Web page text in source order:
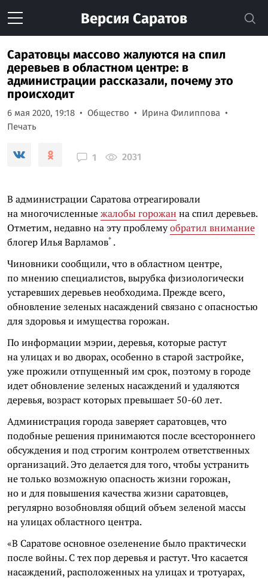
Версия Саратов
Саратовцы массово жалуются на спил
деревьев в областном центре: в
администрации рассказали, почему это
происходит
6 мая 2020, 19:18 Общество
Ирина Филиппова
Печать
1 2031
В администрации Саратова отреагировали
на многочисленныежалобы горожан на спил деревьев.
Отметим, недавно на эту проблемуобратил внимание
блогерИлья Варламов* .
Чиновники сообщили, что в областном центре,
по мнению специалистов, вырубка физиологически
устаревших деревьев необходима. Прежде всего,
обновление зеленых насаждений связано с опасностью
для здоровья и имущества горожан.
По информации мэрии, деревья, которые растут
на улицах и во дворах, особенно в старой застройке,
уже прожили отпущенный им срок, поэтому в городе
идет обновление зеленых насаждений и удаляются
деревья, возраст которых превышает 50-60 лет.
Администрация города заверяет саратовцев, что
подобные решения принимаются после всестороннего
обсуждения и под строгим контролем ответственных
организаций. Это делается для того, чтобы устранить
не только возможную опасность жизни горожан,
но и для повышения качества жизни саратовцев,
регулярно возобновляя общий объем зеленой массы
на улицах областного центра.
«В Саратове основное озеленение было практически
после войны. С тех пор деревья и растут. Что касается
насаждений, расположенных на улицах и тротуарах,